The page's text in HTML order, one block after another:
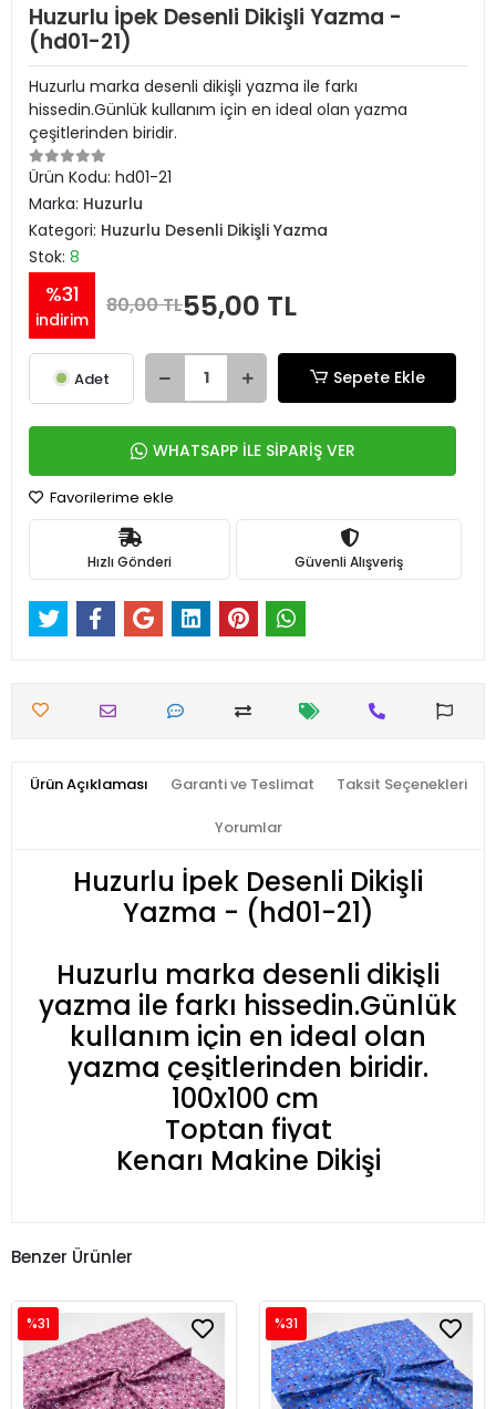
Huzurlu İpek Desenli Dikişli Yazma -
(hd01-21)
Huzurlu marka desenli dikişli yazma ile farkı
hissedin.Günlük kullanım için en ideal olan yazma
çeşitlerinden biridir.
Ürün Kodu: hd01-21
Marka: Huzurlu
Kategori: Huzurlu Desenli Dikişli Yazma
Stok: 8
%31
indirim
80,00 TL55,00 TL
Adet Sepete Ekle
WHATSAPP İLE SİPARİŞ VER
Favorilerime ekle
Hızlı Gönderi Güvenli Alışveriş
Ürün Açıklaması Garanti ve Teslimat Taksit Seçenekleri
Yorumlar
Huzurlu İpek Desenli Dikişli
Yazma - (hd01-21)
Huzurlu marka desenli dikişli
yazma ile farkı hissedin.Günlük
kullanım için en ideal olan
yazma çeşitlerinden biridir.
100x100 cm
Toptan fiyat
Kenarı Makine Dikişi
Benzer Ürünler
%31 %31